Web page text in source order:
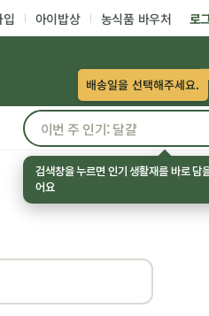
입 아이밥상 농식품 바우처 로
배송일을 선택해주세요.
검색창을 누르면 인기 생활재를 바로 담
어요